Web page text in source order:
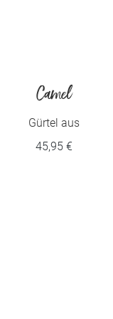
Camel
Herren
Gürtel aus
hochwertige
m Leder
45,95 €